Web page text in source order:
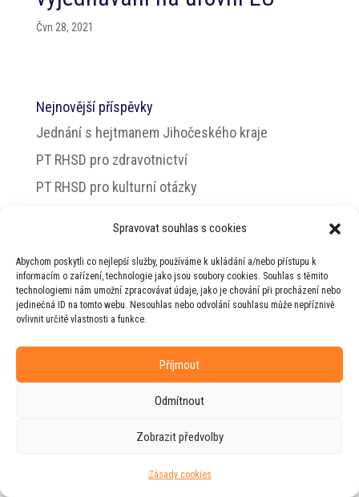
Spravovat souhlas s cookies
Abychom poskytli co nejlepší služby, používáme k ukládání a/nebo přístupu k
informacím o zařízení, technologie jako jsou soubory cookies. Souhlas s těmito
technologiemi nám umožní zpracovávat údaje, jako je chování při procházení nebo
jedinečná ID na tomto webu. Nesouhlas nebo odvolání souhlasu může nepříznivě
ovlivnit určité vlastnosti a funkce.
Příjmout
Odmítnout
Zobrazit předvolby
Zásady cookies
Čvn 28, 2021
Nejnovější příspěvky
Jednání s hejtmanem Jihočeského kraje
PT RHSD pro zdravotnictví
PT RHSD pro kulturní otázky
© 2026 Jiří Horecký – Osobní stránky Jiřího
Web vytvořila firmaRUDIve spolupráci s
agenturouZEST BRAND